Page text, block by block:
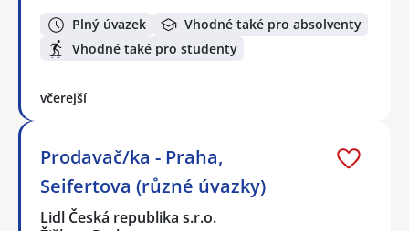
Plný úvazek
Vhodné také pro absolventy
Vhodné také pro studenty
včerejší
Prodavač/ka - Praha,
Seifertova (různé úvazky)
Lidl Česká republika s.r.o.